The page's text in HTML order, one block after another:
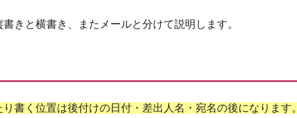
きと横書き、またメールと分けて説明します。
書く位置は後付けの日付・差出人名・宛名の後になります。